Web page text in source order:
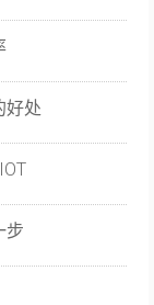
好处
步